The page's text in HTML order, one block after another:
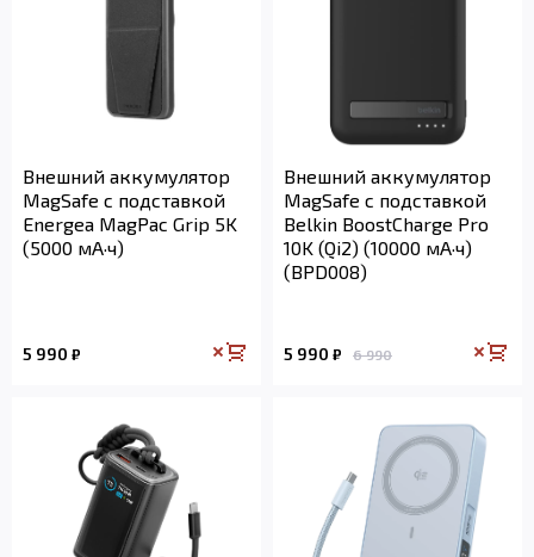
Внешний аккумулятор
MagSafe с подставкой
Energea MagPac Grip 5K
(5000 мА·ч)
5 990 ₽
Внешний аккумулятор
MagSafe с подставкой
Belkin BoostCharge Pro
10K (Qi2) (10000 мА·ч)
(BPD008)
5 990 ₽ 6 990